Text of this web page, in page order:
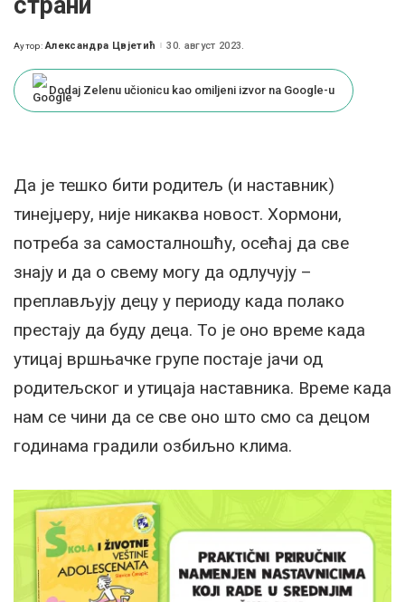
Posted
Аутор: Александра Цвјетић 30. август 2023.
Dodaj Zelenu učionicu kao omiljeni izvor na Google-u
Да је тешко бити родитељ (и наставник)
тинејџеру, није никаква новост. Хормони,
потреба за самосталношћу, осећај да све
знају и да о свему могу да одлучују –
преплављују децу у периоду када полако
престају да буду деца. То је оно време када
утицај вршњачке групе постаје јачи од
родитељског и утицаја наставника. Време када
нам се чини да се све оно што смо са децом
годинама градили озбиљно клима.